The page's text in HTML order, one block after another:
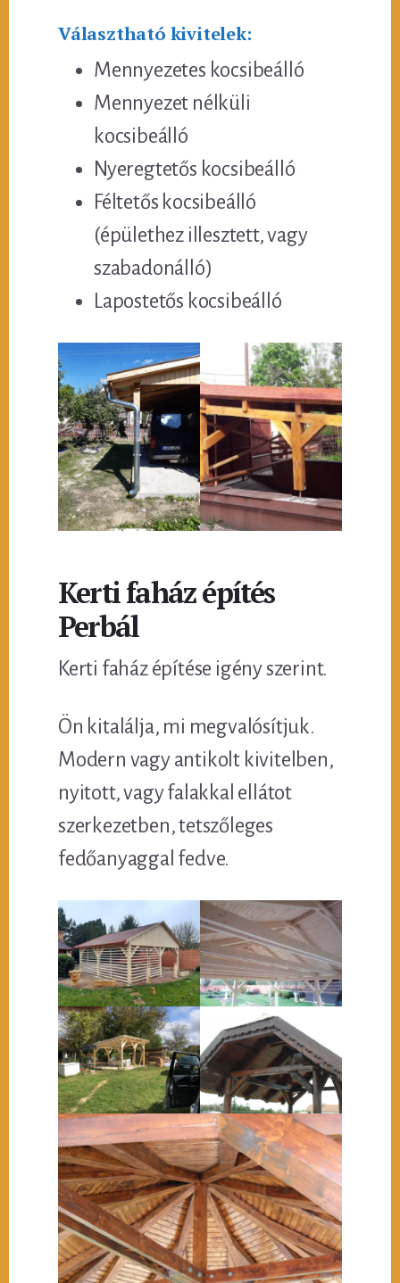
Választható kivitelek:
Mennyezetes kocsibeálló
Mennyezet nélküli
kocsibeálló
Nyeregtetős kocsibeálló
Féltetős kocsibeálló
(épülethez illesztett, vagy
szabadonálló)
Lapostetős kocsibeálló
Kerti faház építés
Perbál
Kerti faház építése igény szerint.
Ön kitalálja, mi megvalósítjuk.
Modern vagy antikolt kivitelben,
nyitott, vagy falakkal ellátot
szerkezetben, tetszőleges
fedőanyaggal fedve.